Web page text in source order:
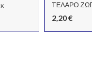
ΤΕΛΑΡΟ
2,20€